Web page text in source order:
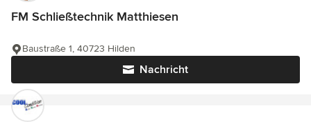
FM Schließtechnik Matthiesen
Nachricht
Baustraße 1, 40723 Hilden